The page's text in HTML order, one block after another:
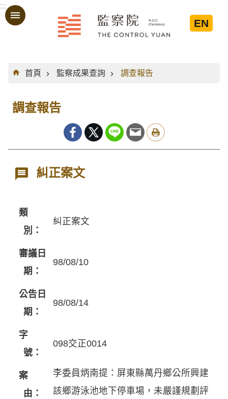
跳到主要內容區塊
:::
EN
:::
首頁
監察成果查詢 調查報告
調查報告
糾正案文
類
別：
糾正案文
審議日
期：
98/08/10
公告日
期：
98/08/14
字
號：
098交正0014
案
由：
李委員炳南提：屏東縣萬丹鄉公所興建
該鄉游泳池地下停車場，未嚴謹規劃評